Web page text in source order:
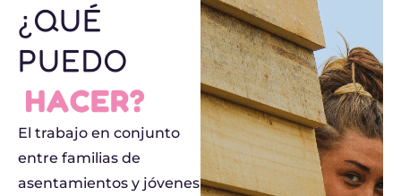
¿QUÉ
PUEDO
HACER?
El trabajo en conjunto
entre familias de
asentamientos y jóvenes